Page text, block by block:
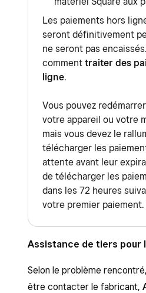
Les paiements hors
seront définitivement
ne seront pas
comment traiter des
ligne.
Vous pouvez
votre appareil ou votre
mais vous devez le
télécharger les
attente avant leur
de télécharger les
dans les 72 heures
votre premier paiement.
Assistance de tiers pour
Selon le problème
être contacter le fabricant,